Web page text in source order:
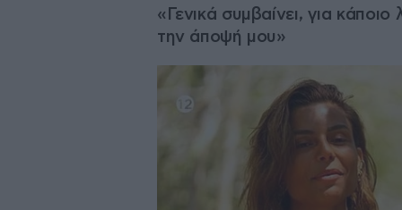
«Γενικά συμβαίνει, για
την άποψή μου»